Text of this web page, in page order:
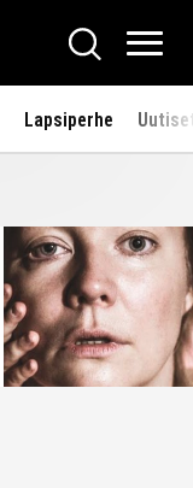
Hae
Lapsiperhe